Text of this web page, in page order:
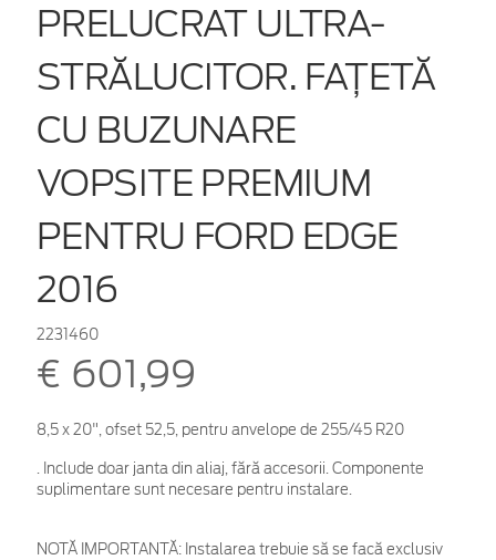
PRELUCRAT ULTRA-
STRĂLUCITOR. FAȚETĂ
CU BUZUNARE
VOPSITE PREMIUM
PENTRU FORD EDGE
2016
2231460
€ 601,99
8,5 x 20", ofset 52,5, pentru anvelope de 255/45 R20
. Include doar janta din aliaj, fără accesorii. Componente
suplimentare sunt necesare pentru instalare.
NOTĂ IMPORTANTĂ: Instalarea trebuie să se facă exclusiv